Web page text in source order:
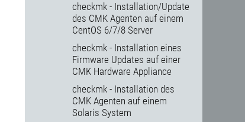
checkmk - Installation/Update
des CMK Agenten auf einem
CentOS 6/7/8 Server
checkmk - Installation eines
Firmware Updates auf einer
CMK Hardware Appliance
checkmk - Installation des
CMK Agenten auf einem
Solaris System